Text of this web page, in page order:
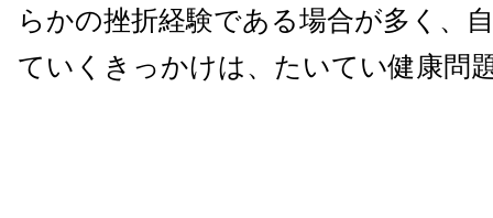
らかの挫折経験である場合が多く、
ていくきっかけは、たいてい健康問